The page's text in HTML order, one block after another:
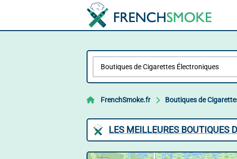
FrenchSmoke.fr Boutiques de
LES MEILLEURES BOUTIQUES